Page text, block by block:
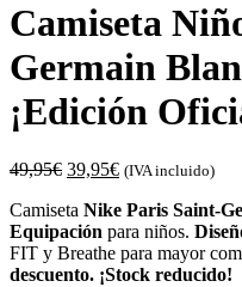
Camiseta
Germain
¡Edición
49,95€ 39,95€ (IVA incluido)
Camiseta Nike Paris Saint-
Equipación para niños.
FIT y Breathe para mayor
descuento. ¡Stock reducido!